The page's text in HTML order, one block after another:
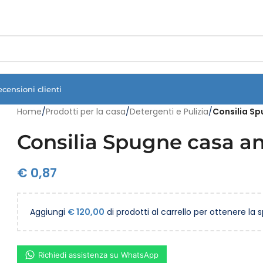
clienti
Home/Prodotti per la casa/Detergenti e Pulizia/Consilia
Consilia Spugne casa
€ 0,87
Aggiungi €120,00 di prodotti al carrello per ottenere la
Richiedi assistenza su WhatsApp